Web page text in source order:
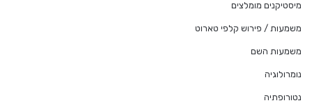
מיסטיקנים מומלצים
משמעות / פירוש קלפי טארוט
משמעות השם
נומרולוגיה
נטורופתיה